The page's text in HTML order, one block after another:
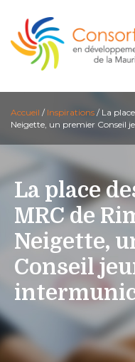
Accueil / Inspirations / La
Neigette, un premier Conseil
La place
MRC de
Neigette,
Conseil